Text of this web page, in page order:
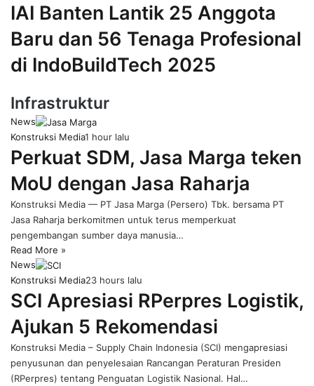
IAI Banten Lantik 25 Anggota
Baru dan 56 Tenaga Profesional
di IndoBuildTech 2025
Infrastruktur
News
Konstruksi Media1 hour lalu
Perkuat SDM, Jasa Marga teken
MoU dengan Jasa Raharja
Konstruksi Media — PT Jasa Marga (Persero) Tbk. bersama PT
Jasa Raharja berkomitmen untuk terus memperkuat
pengembangan sumber daya manusia…
Read More »
News
Konstruksi Media23 hours lalu
SCI Apresiasi RPerpres Logistik,
Ajukan 5 Rekomendasi
Konstruksi Media – Supply Chain Indonesia (SCI) mengapresiasi
penyusunan dan penyelesaian Rancangan Peraturan Presiden
(RPerpres) tentang Penguatan Logistik Nasional. Hal…